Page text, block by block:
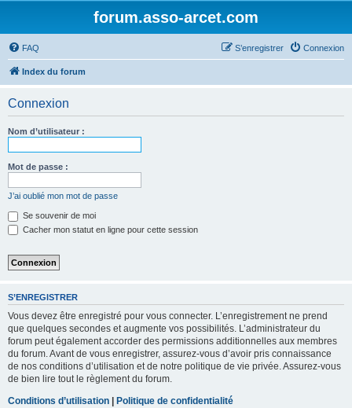
forum.asso-arcet.com
FAQ Connexion
S’enregistrer
Index du forum
Connexion
Nom d’utilisateur :
Mot de passe :
J’ai oublié mon mot de passe
Se souvenir de moi
Cacher mon statut en ligne pour cette session
S’ENREGISTRER
Vous devez être enregistré pour vous connecter. L’enregistrement ne prend
que quelques secondes et augmente vos possibilités. L’administrateur du
forum peut également accorder des permissions additionnelles aux membres
du forum. Avant de vous enregistrer, assurez-vous d’avoir pris connaissance
de nos conditions d’utilisation et de notre politique de vie privée. Assurez-vous
de bien lire tout le règlement du forum.
Conditions d’utilisation | Politique de confidentialité